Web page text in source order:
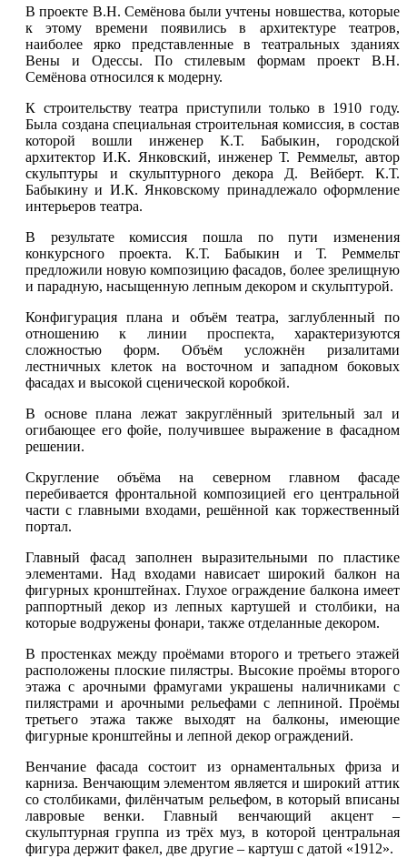
В проекте В.Н. Семёнова были учтены новшества, которые
к этому времени появились в архитектуре театров,
наиболее ярко представленные в театральных зданиях
Вены и Одессы. По стилевым формам проект В.Н.
Семёнова относился к модерну.
К строительству театра приступили только в 1910 году.
Была создана специальная строительная комиссия, в состав
которой вошли инженер К.Т. Бабыкин, городской
архитектор И.К. Янковский, инженер Т. Реммельт, автор
скульптуры и скульптурного декора Д. Вейберт. К.Т.
Бабыкину и И.К. Янковскому принадлежало оформление
интерьеров театра.
В результате комиссия пошла по пути изменения
конкурсного проекта. К.Т. Бабыкин и Т. Реммельт
предложили новую композицию фасадов, более зрелищную
и парадную, насыщенную лепным декором и скульптурой.
Конфигурация плана и объём театра, заглубленный по
отношению к линии проспекта, характеризуются
сложностью форм. Объём усложнён ризалитами
лестничных клеток на восточном и западном боковых
фасадах и высокой сценической коробкой.
В основе плана лежат закруглённый зрительный зал и
огибающее его фойе, получившее выражение в фасадном
решении.
Скругление объёма на северном главном фасаде
перебивается фронтальной композицией его центральной
части с главными входами, решённой как торжественный
портал.
Главный фасад заполнен выразительными по пластике
элементами. Над входами нависает широкий балкон на
фигурных кронштейнах. Глухое ограждение балкона имеет
раппортный декор из лепных картушей и столбики, на
которые водружены фонари, также отделанные декором.
В простенках между проёмами второго и третьего этажей
расположены плоские пилястры. Высокие проёмы второго
этажа с арочными фрамугами украшены наличниками с
пилястрами и арочными рельефами с лепниной. Проёмы
третьего этажа также выходят на балконы, имеющие
фигурные кронштейны и лепной декор ограждений.
Венчание фасада состоит из орнаментальных фриза и
карниза. Венчающим элементом является и широкий аттик
со столбиками, филёнчатым рельефом, в который вписаны
лавровые венки. Главный венчающий акцент –
скульптурная группа из трёх муз, в которой центральная
фигура держит факел, две другие – картуш с датой «1912».